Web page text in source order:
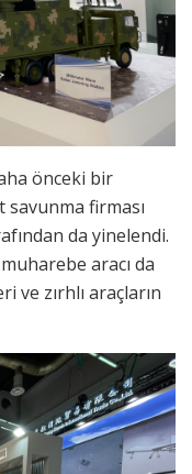
önceki bir
savunma firması
da yinelendi.
aracı da
ve zırhlı araçların